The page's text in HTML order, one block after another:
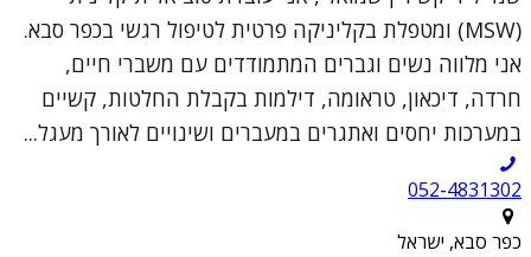
(MSW) ומטפלת בקליניקה פרטית לטיפול רגשי בכפר סבא.
אני מלווה נשים וגברים המתמודדים עם משברי חיים,
חרדה, דיכאון, טראומה, דילמות בקבלת החלטות, קשיים
במערכות יחסים ואתגרים במעברים ושינויים לאורך מעגל...
052-4831302
כפר סבא, ישראל